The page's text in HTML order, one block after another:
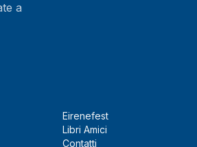
a
Eirenefest
Libri Amici
Contatti